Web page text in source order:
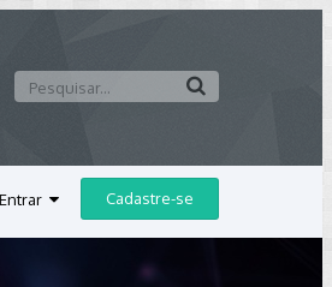
Entrar Cadastre-se